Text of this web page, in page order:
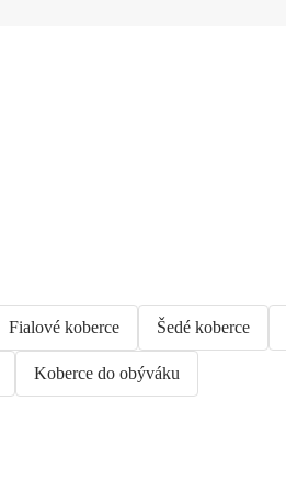
Fialové koberce Šedé koberce
Koberce do obýváku